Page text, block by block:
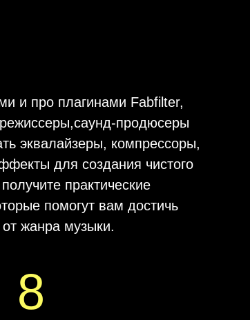
8
и про плагинами Fabfilter,
продюсеры
эквалайзеры, компрессоры,
для создания чистого
практические
помогут вам достичь
жанра музыки.